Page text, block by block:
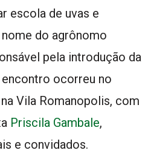
escola de uvas e
do agrônomo
pela introdução da
encontro ocorreu no
Vila Romanopolis, com
Priscila Gambale,
e convidados.